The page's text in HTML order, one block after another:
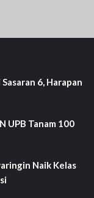
6, Harapan
UPB Tanam 100
Naik Kelas